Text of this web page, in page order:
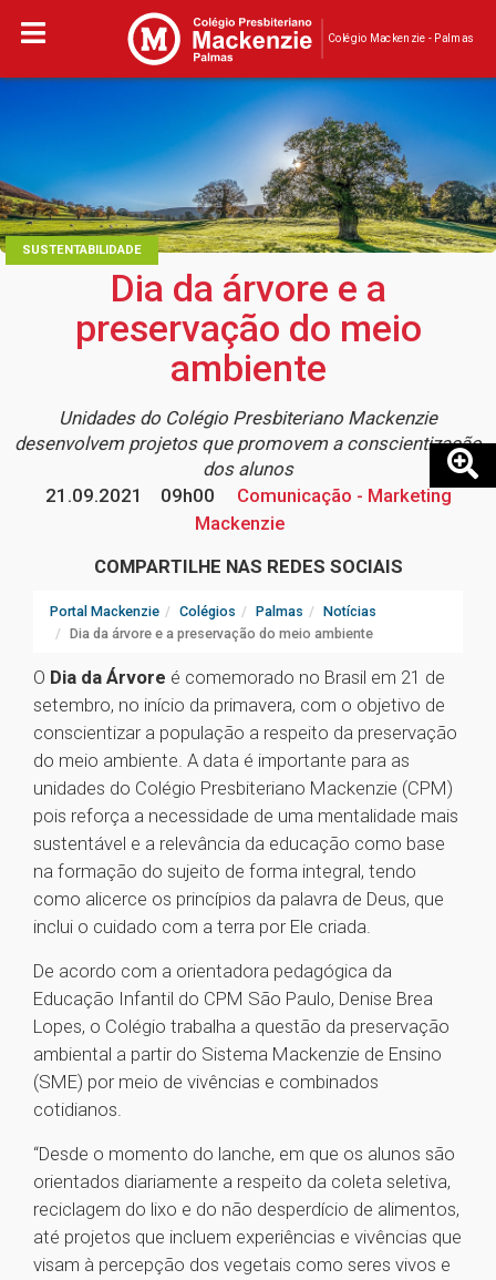
Colégio Mackenzie - Palmas
SUSTENTABILIDADE
Dia da árvore e a
preservação do meio
ambiente
Unidades do Colégio Presbiteriano Mackenzie
desenvolvem projetos que promovem a conscientização
dos alunos
21.09.2021
09h00
Comunicação - Marketing
Mackenzie
COMPARTILHE NAS REDES SOCIAIS
Portal Mackenzie Colégios Palmas
Notícias
Dia da árvore e a preservação do meio ambiente
O Dia da Árvore é comemorado no Brasil em 21 de
setembro, no início da primavera, com o objetivo de
conscientizar a população a respeito da preservação
do meio ambiente. A data é importante para as
unidades do Colégio Presbiteriano Mackenzie (CPM)
pois reforça a necessidade de uma mentalidade mais
sustentável e a relevância da educação como base
na formação do sujeito de forma integral, tendo
como alicerce os princípios da palavra de Deus, que
inclui o cuidado com a terra por Ele criada.
De acordo com a orientadora pedagógica da
Educação Infantil do CPM São Paulo, Denise Brea
Lopes, o Colégio trabalha a questão da preservação
ambiental a partir do Sistema Mackenzie de Ensino
(SME) por meio de vivências e combinados
cotidianos.
“Desde o momento do lanche, em que os alunos são
orientados diariamente a respeito da coleta seletiva,
reciclagem do lixo e do não desperdício de alimentos,
até projetos que incluem experiências e vivências que
visam à percepção dos vegetais como seres vivos e